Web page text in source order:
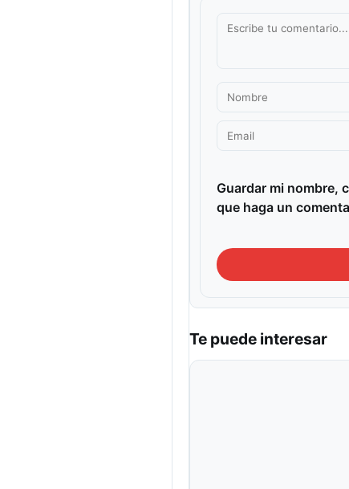
Guardar mi nombre,
que haga un
Te puede interesar